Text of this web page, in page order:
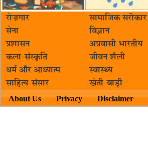
रोज़गार सामाजिक सरॊकार‌
सेना
विज्ञान
प्रशासन
अप्रवासी भारतीय
कला-संस्कृति
जीवन शैली
धर्म और आध्यात्म
स्वास्थ्य
साहित्य-संसार
खेती-बाड़ी
About Us Privacy Disclaimer